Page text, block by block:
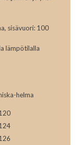
sisävuori: 100
lämpötilalla
helma